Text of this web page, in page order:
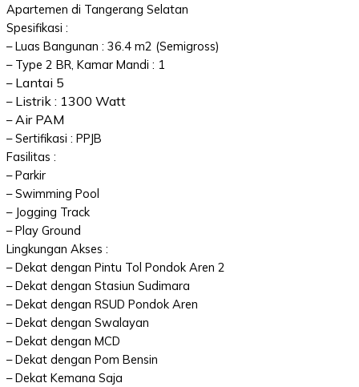
Apartemen di Tangerang Selatan
Spesifikasi :
– Luas Bangunan : 36.4 m2 (Semigross)
– Type 2 BR, Kamar Mandi : 1
– Lantai 5
– Listrik : 1300 Watt
– Air PAM
– Sertifikasi : PPJB
Fasilitas :
– Parkir
– Swimming Pool
– Jogging Track
– Play Ground
Lingkungan Akses :
– Dekat dengan Pintu Tol Pondok Aren 2
– Dekat dengan Stasiun Sudimara
– Dekat dengan RSUD Pondok Aren
– Dekat dengan Swalayan
– Dekat dengan MCD
– Dekat dengan Pom Bensin
– Dekat Kemana Saja